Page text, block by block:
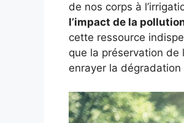
de nos corps à
l’impact de la
cette ressource
que la préservation de
enrayer la